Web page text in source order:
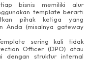
bisnis memiliki alur
template berarti
pihak ketiga yang
Anda (misalnya gateway
sering kali tidak
Officer (DPO) atau
dengan struktur internal